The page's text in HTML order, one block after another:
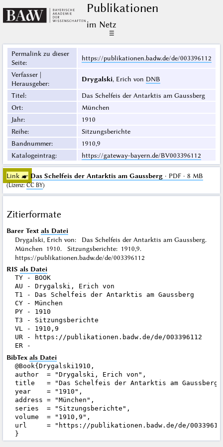
Publikationen
im Netz
☰
Permalink zu dieser
Seite:
https://publikationen.badw.de/de/003396112
Verfasser |
Herausgeber:
Drygalski, Erich von DNB
Titel:
Das Schelfeis der Antarktis am Gaussberg
Ort:
München
Jahr:
1910
Reihe:
Sitzungsberichte
Bandnummer:
1910,9
Katalogeintrag: https://gateway-bayern.de/BV003396112
Link ☛ Das Schelfeis der Antarktis am Gaussberg· PDF · 8 MB
(Lizenz:CC BY)
Zitierformate
Barer Text als Datei
Drygalski, Erich von: Das Schelfeis der Antarktis am Gaussberg.
München 1910. Sitzungsberichte: 1910,9.
https://publikationen.badw.de/de/003396112
RIS als Datei
TY - BOOK
AU - Drygalski, Erich von
T1 - Das Schelfeis der Antarktis am Gaussberg
CY - München
PY - 1910
T3 - Sitzungsberichte
VL - 1910,9
UR - https://publikationen.badw.de/de/003396112
BibTex als Datei
@Book{Drygalski1910,
author  = "Drygalski, Erich von",
title   = "Das Schelfeis der Antarktis am
year    = "1910",
address = "München",
series  = "Sitzungsberichte",
volume  = "1910,9",
url     = "https://publikationen.badw.de/de/